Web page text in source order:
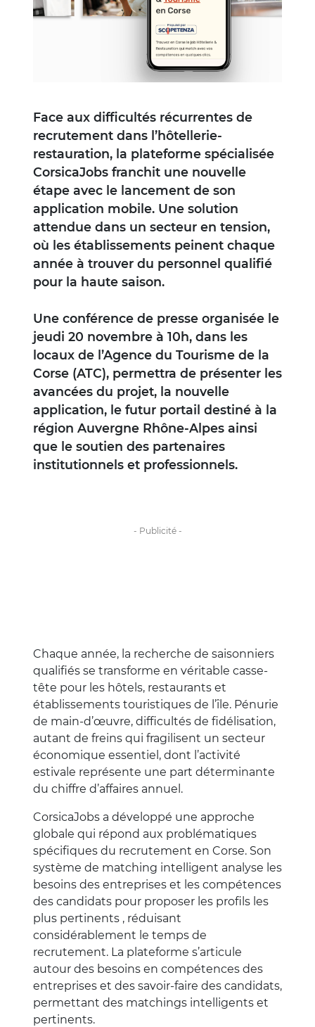
Face aux difficultés récurrentes de
recrutement dans l’hôtellerie-
restauration, la plateforme spécialisée
CorsicaJobs franchit une nouvelle
étape avec le lancement de son
application mobile. Une solution
attendue dans un secteur en tension,
où les établissements peinent chaque
année à trouver du personnel qualifié
pour la haute saison.
Une conférence de presse organisée le
jeudi 20 novembre à 10h, dans les
locaux de l’Agence du Tourisme de la
Corse (ATC), permettra de présenter les
avancées du projet, la nouvelle
application, le futur portail destiné à la
région Auvergne Rhône-Alpes ainsi
que le soutien des partenaires
institutionnels et professionnels.
Chaque année, la recherche de saisonniers
qualifiés se transforme en véritable casse-
tête pour les hôtels, restaurants et
établissements touristiques de l’île. Pénurie
de main-d’œuvre, difficultés de fidélisation,
autant de freins qui fragilisent un secteur
économique essentiel, dont l’activité
estivale représente une part déterminante
du chiffre d’affaires annuel.
CorsicaJobs a développé une approche
globale qui répond aux problématiques
spécifiques du recrutement en Corse. Son
système de matching intelligent analyse les
besoins des entreprises et les compétences
des candidats pour proposer les profils les
plus pertinents , réduisant
considérablement le temps de
recrutement. La plateforme s’articule
autour des besoins en compétences des
entreprises et des savoir-faire des candidats,
permettant des matchings intelligents et
pertinents.